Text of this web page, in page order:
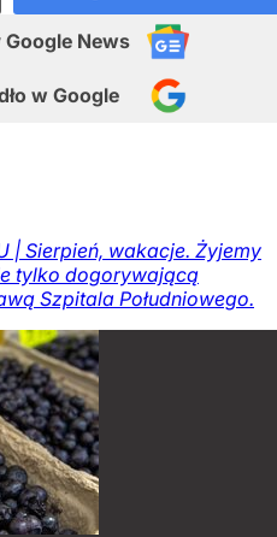
Google News
w Google
| Sierpień, wakacje. Żyjemy
tylko dogorywającą
Szpitala Południowego.